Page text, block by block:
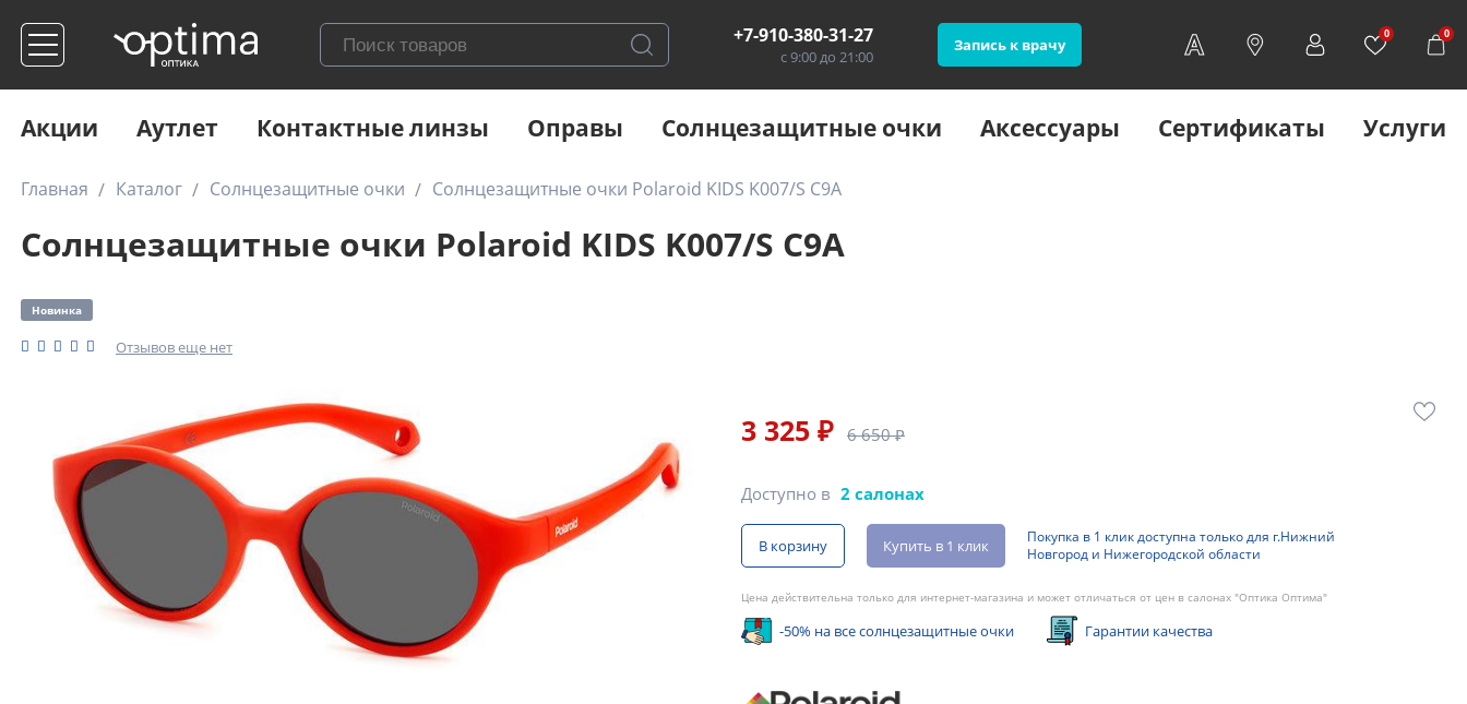
+7-910-380-31-27
с 9:00 до 21:00
Запись к врачу
0 0
Акции Аутлет Контактные линзы Оправы Солнцезащитные очки Аксессуары Сертификаты Услуги
Главная Каталог Солнцезащитные очки Солнцезащитные очки Polaroid KIDS K007/S C9A
Солнцезащитные очки Polaroid KIDS K007/S C9A
Новинка
Отзывов еще нет
3 325 ₽ 6 650 ₽
Доступно в 2 салонах
В корзину Купить в 1 клик
Покупка в 1 клик доступна только для г.Нижний
Новгород и Нижегородской области
Цена действительна только для интернет-магазина и может отличаться от цен в салонах "Оптика Оптима"
-50% на все солнцезащитные очки Гарантии качества